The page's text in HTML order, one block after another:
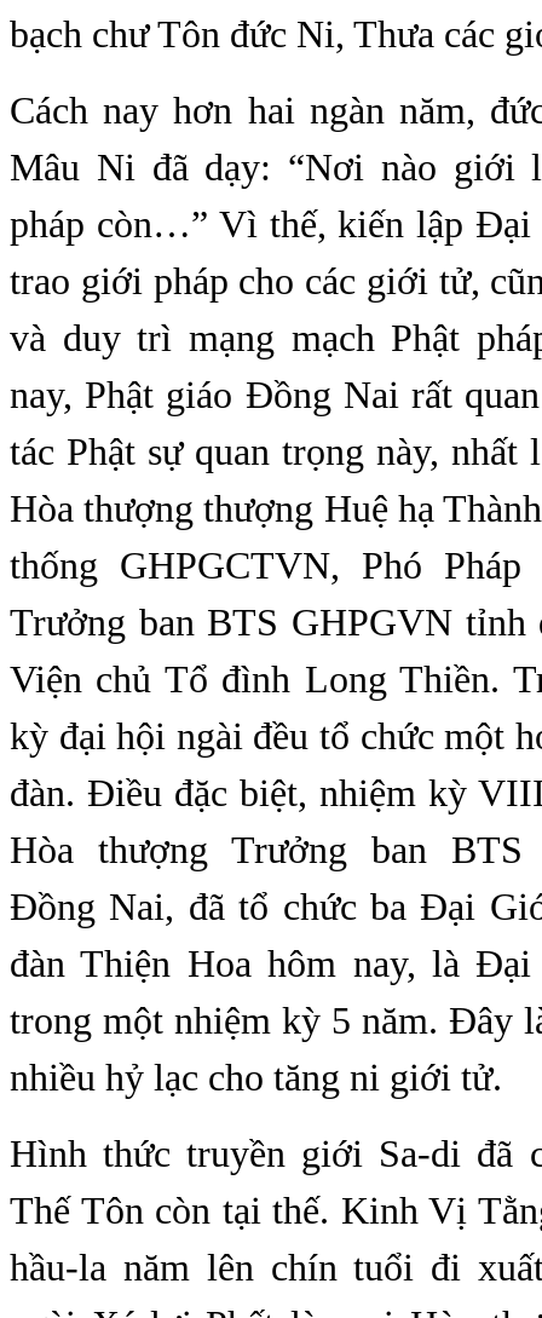
bạch chư Tôn đức Ni, Thưa các
Cách nay hơn hai ngàn năm,
Mâu Ni đã dạy: “Nơi nào giới
pháp còn…” Vì thế, kiến lập Đại
trao giới pháp cho các giới tử,
và duy trì mạng mạch Phật
nay, Phật giáo Đồng Nai rất
tác Phật sự quan trọng này, nhất
Hòa thượng thượng Huệ hạ
thống GHPGCTVN, Phó
Trưởng ban BTS GHPGVN tỉnh
Viện chủ Tổ đình Long Thiền.
kỳ đại hội ngài đều tổ chức một
đàn. Điều đặc biệt, nhiệm kỳ
Hòa thượng Trưởng ban
Đồng Nai, đã tổ chức ba Đại
đàn Thiện Hoa hôm nay, là
trong một nhiệm kỳ 5 năm. Đây
nhiều hỷ lạc cho tăng ni giới tử.
Hình thức truyền giới Sa-di đã
Thế Tôn còn tại thế. Kinh Vị
hầu-la năm lên chín tuổi đi